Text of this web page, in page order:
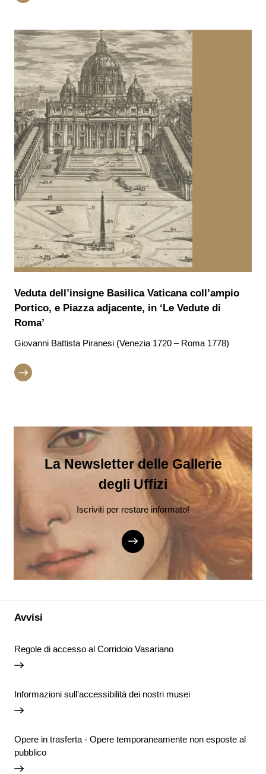
Veduta dell’insigne Basilica Vaticana coll’ampio
Portico, e Piazza adjacente, in ‘Le Vedute di
Roma’
Giovanni Battista Piranesi (Venezia 1720 – Roma 1778)
La Newsletter delle Gallerie
degli Uffizi
Iscriviti per restare informato!
Avvisi
Regole di accesso al Corridoio Vasariano
Informazioni sull'accessibilità dei nostri musei
Opere in trasferta - Opere temporaneamente non esposte al
pubblico